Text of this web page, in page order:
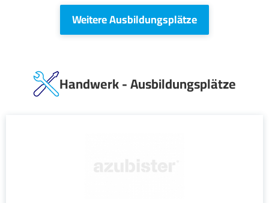
Weitere Ausbildungsplätze
Handwerk - Ausbildungsplätze